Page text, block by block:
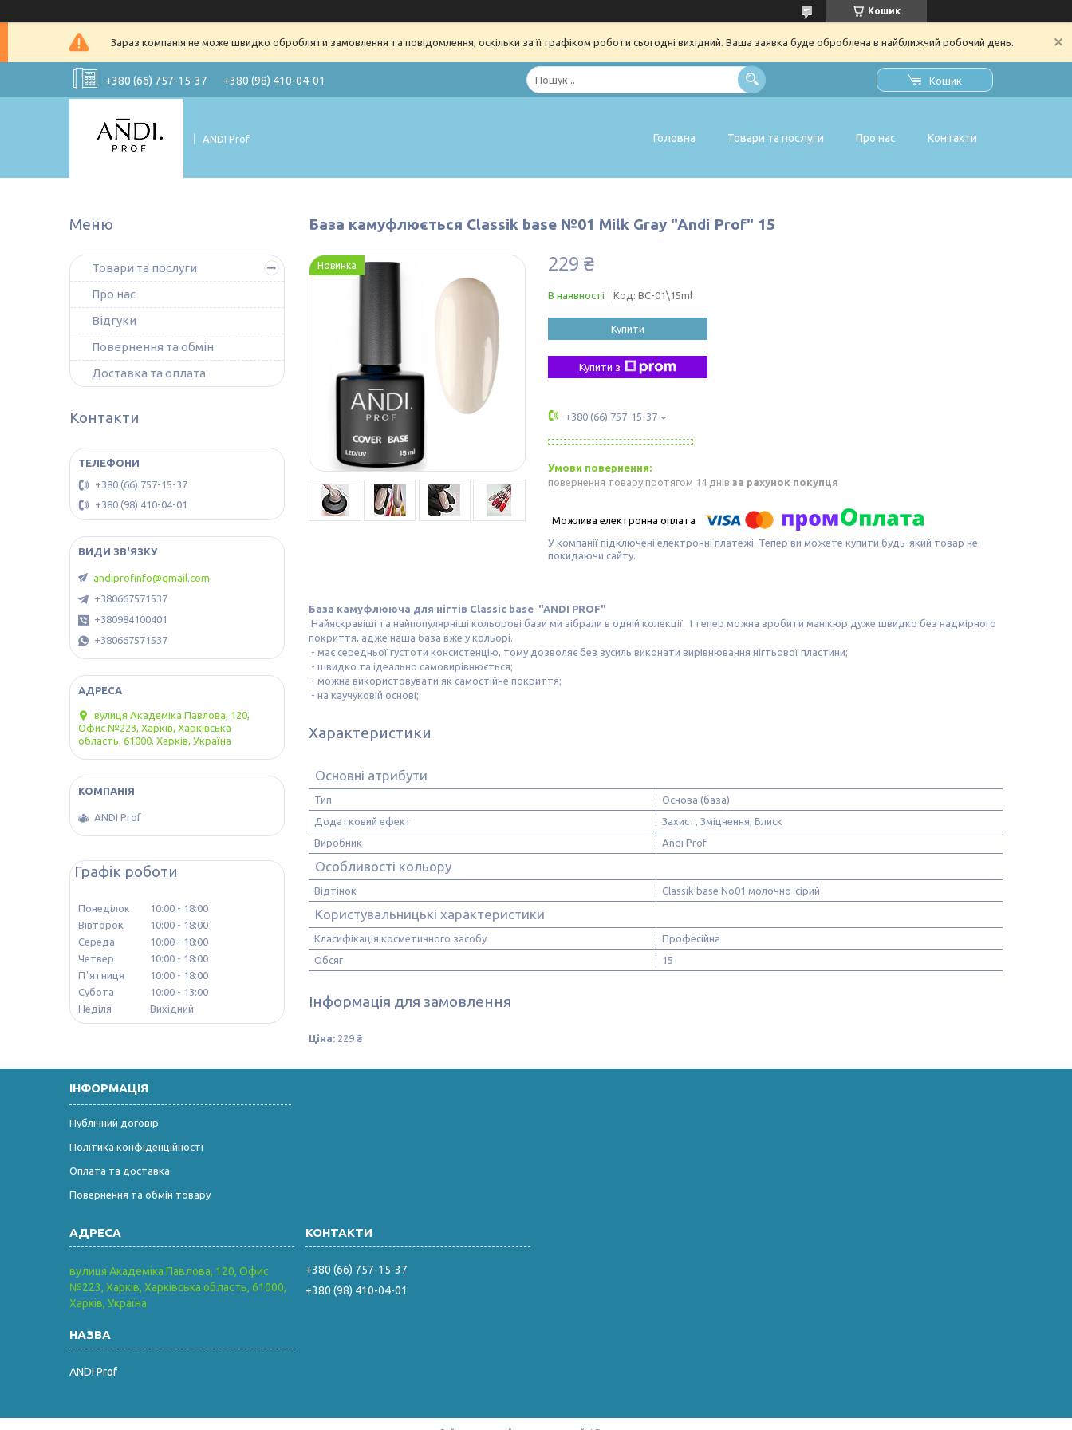
Кошик
Зараз компанія не може швидко обробляти замовлення та повідомлення, оскільки за її графіком роботи сьогодні вихідний. Ваша заявка буде оброблена в найближчий робочий день.
+380 (66) 757-15-37 +380 (98) 410-04-01 Кошик
ANDI Prof Головна Товари та послуги Про нас Контакти
База камуфлюється Classik base №01 Milk Gray "Andi Prof" 15
Новинка 229 ₴
В наявності Код: BC-01\15ml
Купити
Купити з
+380 (66) 757-15-37
повернення товару протягом 14 днів за рахунок покупця
У компанії підключені електронні платежі. Тепер ви можете купити будь-який товар не
покидаючи сайту.
База камуфлююча для нігтів Classic base "ANDI PROF"
Найяскравіші та найпопулярніші кольорові бази ми зібрали в одній колекції. І тепер можна зробити манікюр дуже швидко без надмірного
покриття, адже наша база вже у кольорі.
- має середньої густоти консистенцію, тому дозволяє без зусиль виконати вирівнювання нігтьової пластини;
- швидко та ідеально самовирівнюється;
- можна використовувати як самостійне покриття;
- на каучуковій основі;
Характеристики
Основні атрибути
Тип
Основа (база)
Додатковий ефект
Захист, Зміцнення, Блиск
Виробник
Andi Prof
Особливості кольору
Відтінок Classik base No01 молочно-сірий
Користувальницькі характеристики
Класифікація косметичного засобу
Професійна
Обсяг
15
Інформація для замовлення
Ціна: 229 ₴
Товари та послуги
Про нас
Відгуки
Повернення та обмін
Доставка та оплата
Контакти
+380 (66) 757-15-37
+380 (98) 410-04-01
andiprofinfo@gmail.com
+380667571537
+380984100401
+380667571537
вулиця Академіка Павлова, 120,
Офис №223, Харків, Харківська
область, 61000, Харків, Україна
ANDI Prof
Графік роботи
Понеділок 10:00
18:00
Вівторок
10:00
18:00
Середа
10:00
18:00
Четвер
10:00
18:00
Пʼятниця
10:00
18:00
Субота
10:00
13:00
Неділя
Вихідний
ІНФОРМАЦІЯ
Публічний договір
Політика конфіденційності
Оплата та доставка
Повернення та обмін товару
вулиця Академіка Павлова, 120, Офис
№223, Харків, Харківська область, 61000,
Харків, Україна
ANDI Prof
+380 (66) 757-15-37
+380 (98) 410-04-01